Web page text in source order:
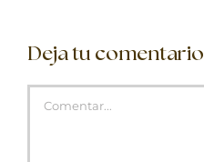
Deja tu comentario
Comentar